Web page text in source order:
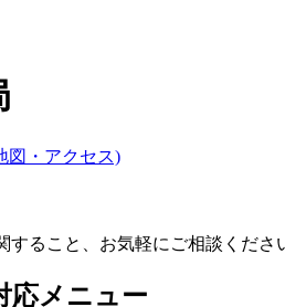
図・アクセス)
すること、お気軽にご相談くださ
応メニュー